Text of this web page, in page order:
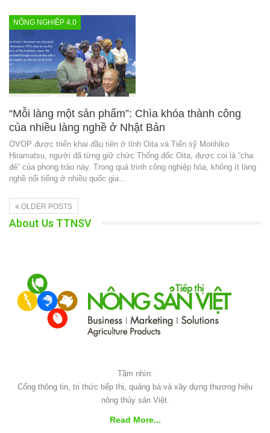
NÔNG NGHIỆP 4.0
“Mỗi làng một sản phẩm”: Chìa khóa thành công
của nhiều làng nghề ở Nhật Bản
OVOP được triển khai đầu tiên ở tỉnh Oita và Tiến sỹ Morihiko
Hiramatsu, người đã từng giữ chức Thống đốc Oita, được coi là “cha
đẻ” của phong trào này. Trong quá trình công nghiệp hóa, không ít làng
nghề nổi tiếng ở nhiều quốc gia…
OLDER POSTS
About Us TTNSV
Tầm nhìn:
Cổng thông tin, tri thức tiếp thị, quảng bá và xây dựng thương hiệu
nông thủy sản Việt.
Read More...